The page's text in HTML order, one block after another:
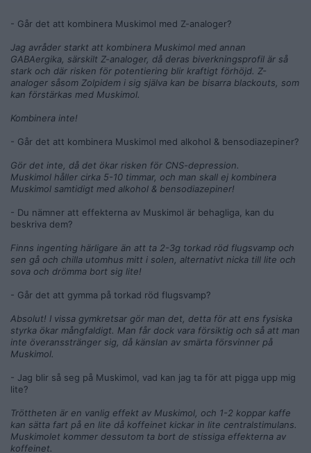
- Går det att kombinera Muskimol med Z-analoger?
Jag avråder starkt att kombinera Muskimol med annan
GABAergika, särskilt Z-analoger, då deras biverkningsprofil är så
stark och där risken för potentiering blir kraftigt förhöjd. Z-
analoger såsom Zolpidem i sig själva kan be bisarra blackouts, som
kan förstärkas med Muskimol.
Kombinera inte!
- Går det att kombinera Muskimol med alkohol & bensodiazepiner?
Gör det inte, då det ökar risken för CNS-depression.
Muskimol håller cirka 5-10 timmar, och man skall ej kombinera
Muskimol samtidigt med alkohol & bensodiazepiner!
- Du nämner att effekterna av Muskimol är behagliga, kan du
beskriva dem?
Finns ingenting härligare än att ta 2-3g torkad röd flugsvamp och
sen gå och chilla utomhus mitt i solen, alternativt nicka till lite och
sova och drömma bort sig lite!
- Går det att gymma på torkad röd flugsvamp?
Absolut! I vissa gymkretsar gör man det, detta för att ens fysiska
styrka ökar mångfaldigt. Man får dock vara försiktig och så att man
inte överansstränger sig, då känslan av smärta försvinner på
Muskimol.
- Jag blir så seg på Muskimol, vad kan jag ta för att pigga upp mig
lite?
Tröttheten är en vanlig effekt av Muskimol, och 1-2 koppar kaffe
kan sätta fart på en lite då koffeinet kickar in lite centralstimulans.
Muskimolet kommer dessutom ta bort de stissiga effekterna av
koffeinet.